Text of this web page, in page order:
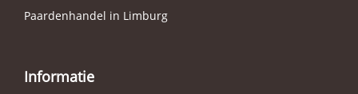
Paardenhandel in Limburg
Informatie